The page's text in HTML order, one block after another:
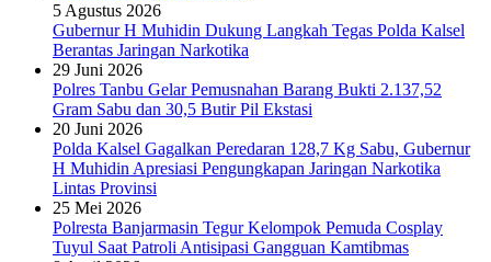
5 Agustus 2026
Gubernur H Muhidin Dukung Langkah Tegas Polda Kalsel
Berantas Jaringan Narkotika
29 Juni 2026
Polres Tanbu Gelar Pemusnahan Barang Bukti 2.137,52
Gram Sabu dan 30,5 Butir Pil Ekstasi
20 Juni 2026
Polda Kalsel Gagalkan Peredaran 128,7 Kg Sabu, Gubernur
H Muhidin Apresiasi Pengungkapan Jaringan Narkotika
Lintas Provinsi
25 Mei 2026
Polresta Banjarmasin Tegur Kelompok Pemuda Cosplay
Tuyul Saat Patroli Antisipasi Gangguan Kamtibmas